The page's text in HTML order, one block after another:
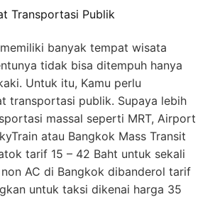
Transportasi Publik
banyak tempat wisata
tidak bisa ditempuh hanya
Untuk itu, Kamu perlu
transportasi publik. Supaya lebih
massal seperti MRT, Airport
atau Bangkok Mass Transit
tarif 15 – 42 Baht untuk sekali
non AC di Bangkok dibanderol tarif
untuk taksi dikenai harga 35